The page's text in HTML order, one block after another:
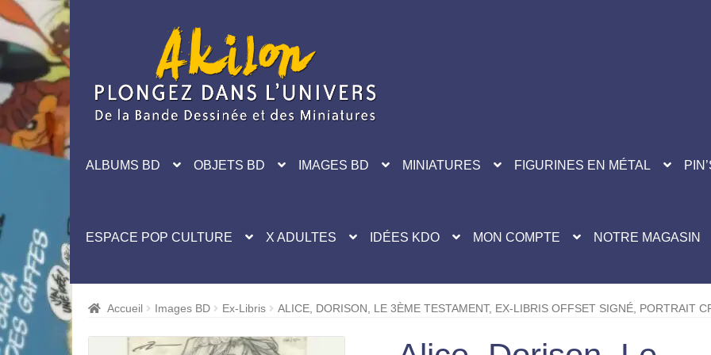
navigation
ALBUMS BD OBJETS BD IMAGES BD MINIATURES FIGURINES EN MÉTAL
ESPACE POP CULTURE X ADULTES IDÉES KDO MON COMPTE NOTRE MAGASIN
Accueil Images BD Ex-Libris ALICE, DORISON, LE 3ÈME TESTAMENT, EX-LIBRIS OFFSET SIGNÉ, PORTRAIT